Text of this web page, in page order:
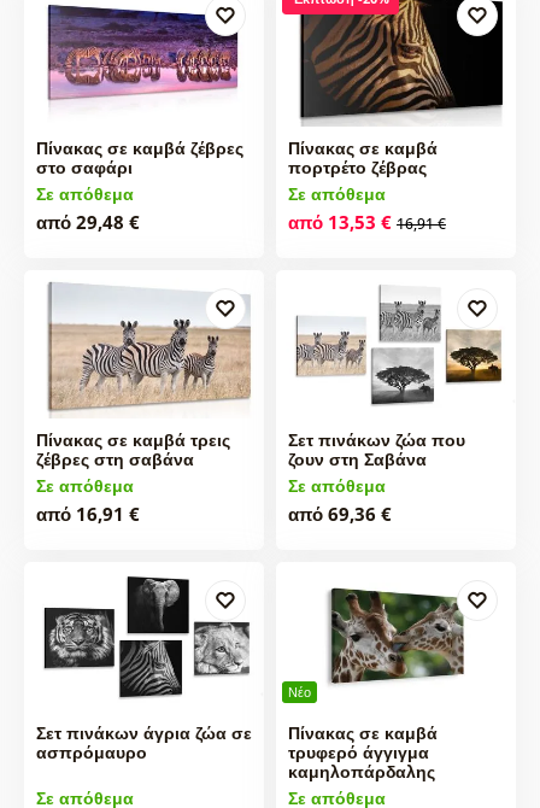
Πίνακας σε καμβά ζέβρες
στο σαφάρι
Σε απόθεμα
από 29,48 €
Πίνακας σε καμβά
πορτρέτο ζέβρας
Σε απόθεμα
από 13,53 € 16,91 €
Πίνακας σε καμβά τρεις
ζέβρες στη σαβάνα
Σε απόθεμα
από 16,91 €
Σετ πινάκων ζώα που
ζουν στη Σαβάνα
Σε απόθεμα
από 69,36 €
Σετ πινάκων άγρια ζώα σε
ασπρόμαυρο
Σε απόθεμα
Νέο
Πίνακας σε καμβά
τρυφερό άγγιγμα
καμηλοπάρδαλης
Σε απόθεμα